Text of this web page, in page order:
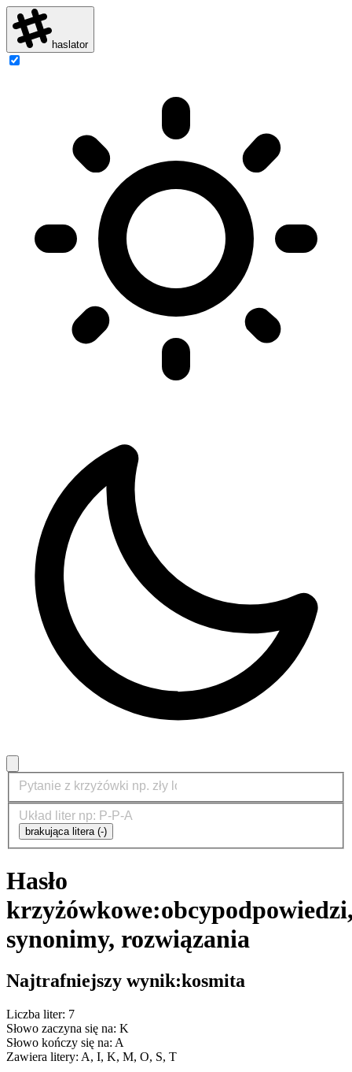
haslator
brakująca litera (-)
Hasło
krzyżówkowe:obcy
synonimy, rozwiązania
Najtrafniejszy wynik:kosmita
Liczba liter: 7
Słowo zaczyna się na: K
Słowo kończy się na: A
Zawiera litery: A, I, K, M, O, S, T